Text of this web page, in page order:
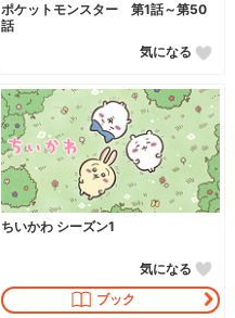
ポケットモンスター 第1話～第50
話
気になる
ちいかわ シーズン1
ブック
気になる